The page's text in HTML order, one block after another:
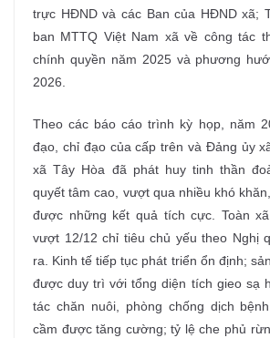
trực HĐND và các Ban của HĐND xã;
ban MTTQ Việt Nam xã về công tác
chính quyền năm 2025 và phương
2026.
Theo các báo cáo trình kỳ họp, năm
đạo, chỉ đạo của cấp trên và Đảng ủy
xã Tây Hòa đã phát huy tinh thần
quyết tâm cao, vượt qua nhiều khó
được những kết quả tích cực. Toàn
vượt 12/12 chỉ tiêu chủ yếu theo Nghị
ra. Kinh tế tiếp tục phát triển ổn định;
được duy trì với tổng diện tích gieo sạ
tác chăn nuôi, phòng chống dịch
cầm được tăng cường; tỷ lệ che phủ